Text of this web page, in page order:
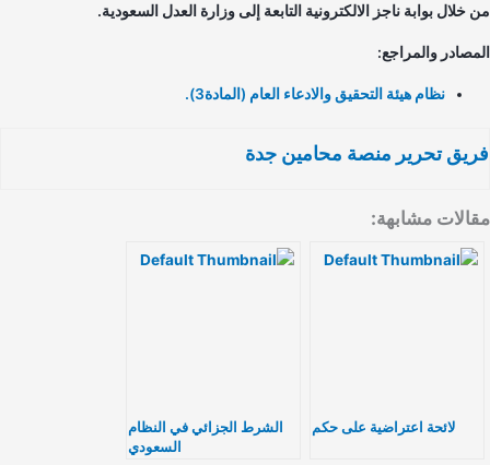
خلال بوابة ناجز الالكترونية التابعة إلى وزارة العدل السعودية.
والمراجع:
نظام هيئة التحقيق والادعاء العام (المادة3).
تحرير منصة محامين جدة
مشابهة:
لائحة اعتراضية على حكم
الشرط الجزائي في النظام
السعودي